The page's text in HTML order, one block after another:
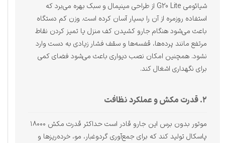
شیائومی G20 Lite از طراحی مینیمال و سبک بهره می‌برد که
استفاده روزمره از آن را بسیار آسان کرده است. وزن کم دستگاه
باعث می‌شود هنگام جارو کشیدن کف منزل یا تمیز کردن نقاط
مرتفع مانند پرده‌ها، قفسه‌ها و سقف فشار زیادی به دست وارد
نشود. همچنین امکان نصب دیواری باعث می‌شود فضای کمی
برای نگهداری اشغال کند.
۲. قدرت مکش و عملکرد نظافت
موتور بدون برس این جارو قادر است حداکثر قدرت مکش ۱۸۰۰۰
پاسکال تولید کند که برای جمع‌آوری گردوغبار، مو، خرده‌ریزها و